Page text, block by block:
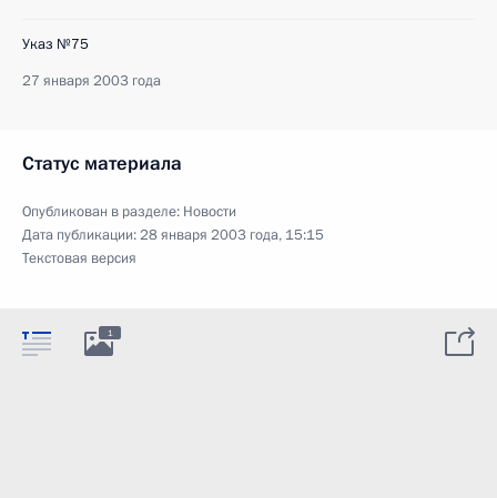
Указ №75
27 января 2003 года
Статус материала
Опубликован в разделе: Новости
Дата публикации:28 января 2003 года, 15:15
Текстовая версия
1